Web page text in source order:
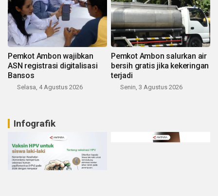
Pemkot Ambon wajibkan
ASN registrasi digitalisasi
Bansos
Selasa, 4 Agustus 2026
Pemkot Ambon salurkan air
bersih gratis jika kekeringan
terjadi
Senin, 3 Agustus 2026
Infografik